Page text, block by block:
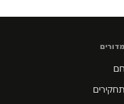
מדורים
חם
תחקירים